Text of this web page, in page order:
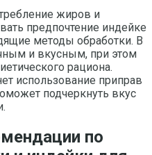
жиров и
предпочтение индейке
методы обработки. В
и вкусным, при этом
рациона.
использование приправ
подчеркнуть вкус
по